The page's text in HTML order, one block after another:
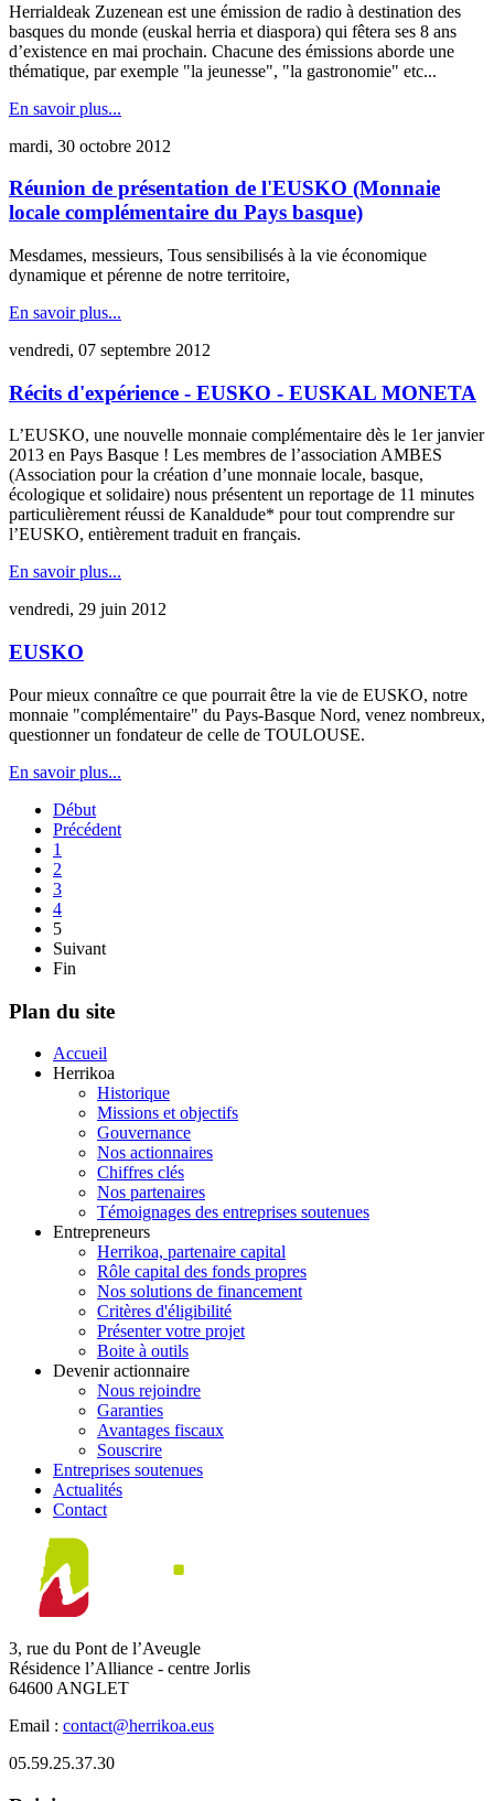
Herrialdeak Zuzenean est une émission de radio à destination des
basques du monde (euskal herria et diaspora) qui fêtera ses 8 ans
d’existence en mai prochain. Chacune des émissions aborde une
thématique, par exemple "la jeunesse", "la gastronomie" etc...
En savoir plus...
mardi, 30 octobre 2012
Réunion de présentation de l'EUSKO (Monnaie
locale complémentaire du Pays basque)
Mesdames, messieurs, Tous sensibilisés à la vie économique
dynamique et pérenne de notre territoire,
En savoir plus...
vendredi, 07 septembre 2012
Récits d'expérience - EUSKO - EUSKAL MONETA
L’EUSKO, une nouvelle monnaie complémentaire dès le 1er janvier
2013 en Pays Basque ! Les membres de l’association AMBES
(Association pour la création d’une monnaie locale, basque,
écologique et solidaire) nous présentent un reportage de 11 minutes
particulièrement réussi de Kanaldude* pour tout comprendre sur
l’EUSKO, entièrement traduit en français.
En savoir plus...
vendredi, 29 juin 2012
EUSKO
Pour mieux connaître ce que pourrait être la vie de EUSKO, notre
monnaie "complémentaire" du Pays-Basque Nord, venez nombreux,
questionner un fondateur de celle de TOULOUSE.
En savoir plus...
Début
Précédent
1
2
3
4
5
Suivant
Fin
Plan du site
Accueil
Herrikoa
Historique
Missions et objectifs
Gouvernance
Nos actionnaires
Chiffres clés
Nos partenaires
Témoignages des entreprises soutenues
Entrepreneurs
Herrikoa, partenaire capital
Rôle capital des fonds propres
Nos solutions de financement
Critères d'éligibilité
Présenter votre projet
Boite à outils
Devenir actionnaire
Nous rejoindre
Garanties
Avantages fiscaux
Souscrire
Entreprises soutenues
Actualités
Contact
3, rue du Pont de l’Aveugle
Résidence l’Alliance - centre Jorlis
64600 ANGLET
Email : contact@herrikoa.eus
05.59.25.37.30